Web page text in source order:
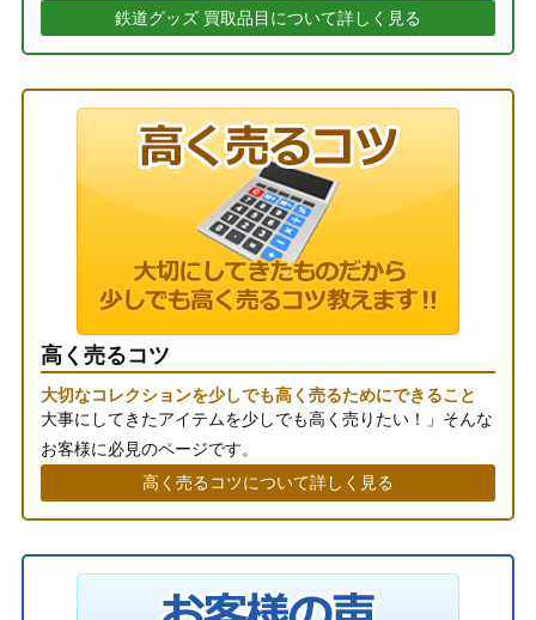
鉄道グッズ 買取品目について詳しく見る
高く売るコツ
大切なコレクションを少しでも高く売るためにできること
大事にしてきたアイテムを少しでも高く売りたい！」そんな
お客様に必見のページです。
高く売るコツについて詳しく見る